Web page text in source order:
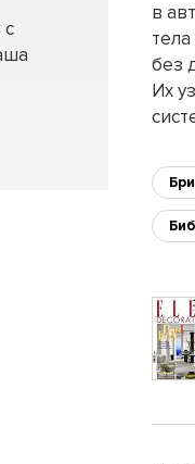
в
без
Их